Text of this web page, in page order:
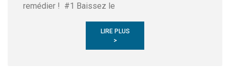
remédier ! #1 Baissez le
LIRE PLUS
>